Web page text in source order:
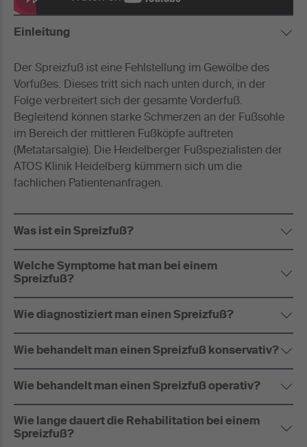
Einleitung
Der Spreizfuß ist eine Fehlstellung im Gewölbe des
Vorfußes. Dieses tritt sich nach unten durch, in der
Folge verbreitert sich der gesamte Vorderfuß.
Begleitend können starke Schmerzen an der Fußsohle
im Bereich der mittleren Fußköpfe auftreten
(Metatarsalgie). Die Heidelberger Fußspezialisten der
ATOS Klinik Heidelberg kümmern sich um die
fachlichen Patientenanfragen.
Was ist ein Spreizfuß?
Welche Symptome hat man bei einem
Spreizfuß?
Wie diagnostiziert man einen Spreizfuß?
Wie behandelt man einen Spreizfuß konservativ?
Wie behandelt man einen Spreizfuß operativ?
Wie lange dauert die Rehabilitation bei einem
Spreizfuß?